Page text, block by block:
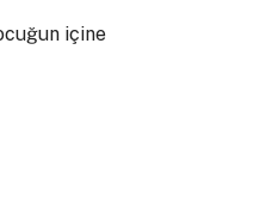
içine